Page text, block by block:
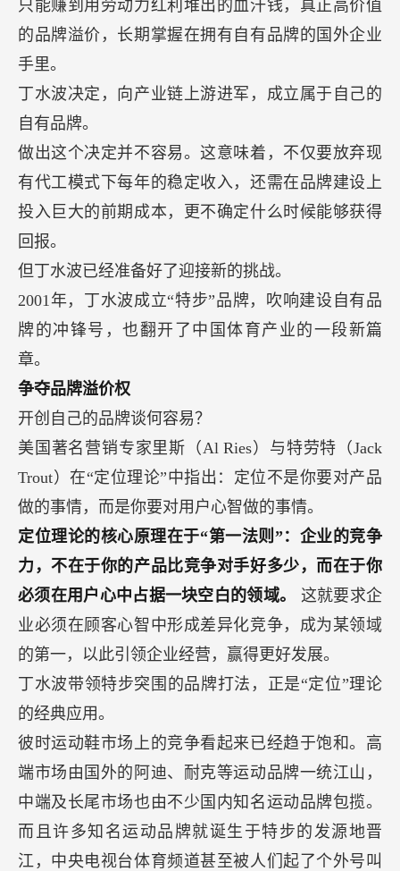
只能赚到用劳动力红利堆出的血汗钱，真正高价值
的品牌溢价，长期掌握在拥有自有品牌的国外企业
手里。
丁水波决定，向产业链上游进军，成立属于自己的
自有品牌。
做出这个决定并不容易。这意味着，不仅要放弃现
有代工模式下每年的稳定收入，还需在品牌建设上
投入巨大的前期成本，更不确定什么时候能够获得
回报。
但丁水波已经准备好了迎接新的挑战。
2001年，丁水波成立“特步”品牌，吹响建设自有品
牌的冲锋号，也翻开了中国体育产业的一段新篇
章。
争夺品牌溢价权
开创自己的品牌谈何容易？
美国著名营销专家里斯（Al Ries）与特劳特（Jack
Trout）在“定位理论”中指出：定位不是你要对产品
做的事情，而是你要对用户心智做的事情。
定位理论的核心原理在于“第一法则”：企业的竞争
力，不在于你的产品比竞争对手好多少，而在于你
必须在用户心中占据一块空白的领域。 这就要求企
业必须在顾客心智中形成差异化竞争，成为某领域
的第一，以此引领企业经营，赢得更好发展。
丁水波带领特步突围的品牌打法，正是“定位”理论
的经典应用。
彼时运动鞋市场上的竞争看起来已经趋于饱和。高
端市场由国外的阿迪、耐克等运动品牌一统江山，
中端及长尾市场也由不少国内知名运动品牌包揽。
而且许多知名运动品牌就诞生于特步的发源地晋
江，中央电视台体育频道甚至被人们起了个外号叫